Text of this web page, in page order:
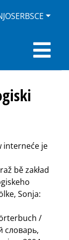
interneće je
bě zakład
Sonja:
/
словарь,